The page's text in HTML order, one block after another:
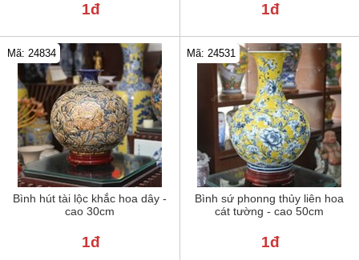
1đ 1đ
Bình hút tài lộc khắc hoa dây -
cao 30cm
Mã: 24834
1đ
Bình sứ phonng thủy liên hoa
cát tường - cao 50cm
Mã: 24531
1đ